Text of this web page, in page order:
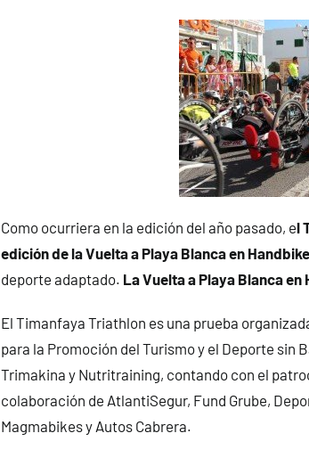
Como ocurriera en la edición del año pasado, el
edición de la Vuelta a Playa Blanca en
deporte adaptado. La Vuelta a Playa Blanca
El Timanfaya Triathlon es una prueba
para la Promoción del Turismo y el Deporte sin
Trimakina y Nutritraining, contando con el
colaboración de AtlantiSegur, Fund Grube,
Magmabikes y Autos Cabrera.